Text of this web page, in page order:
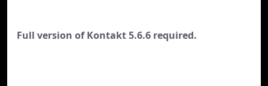
Full version of Kontakt 5.6.6 required.